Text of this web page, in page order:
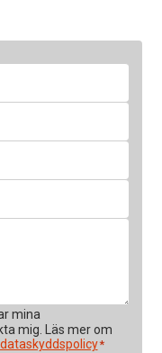
mina
mig. Läs mer om
dataskyddspolicy*